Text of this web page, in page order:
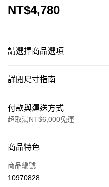
NT$4,780
請選擇商品選項
詳閱尺寸指南
付款與運送方式
超取滿NT$6,000免運
信用卡一次付款
超商取貨付款
商品特色
商品編號
10970828